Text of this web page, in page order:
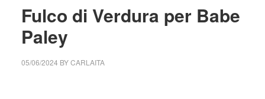
Fulco di Verdura per Babe
Paley
05/06/2024 BYCARLAITA